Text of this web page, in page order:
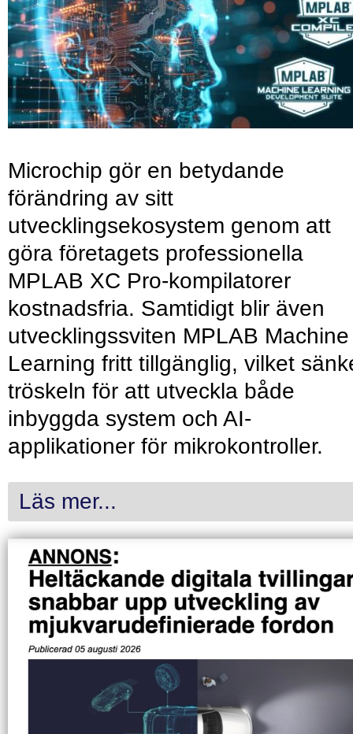
Microchip gör en betydande
förändring av sitt
utvecklingsekosystem genom att
göra företagets professionella
MPLAB XC Pro-kompilatorer
kostnadsfria. Samtidigt blir även
utvecklingssviten MPLAB Machine
Learning fritt tillgänglig, vilket
tröskeln för att utveckla både
inbyggda system och AI-
applikationer för mikrokontroller.
Läs mer...